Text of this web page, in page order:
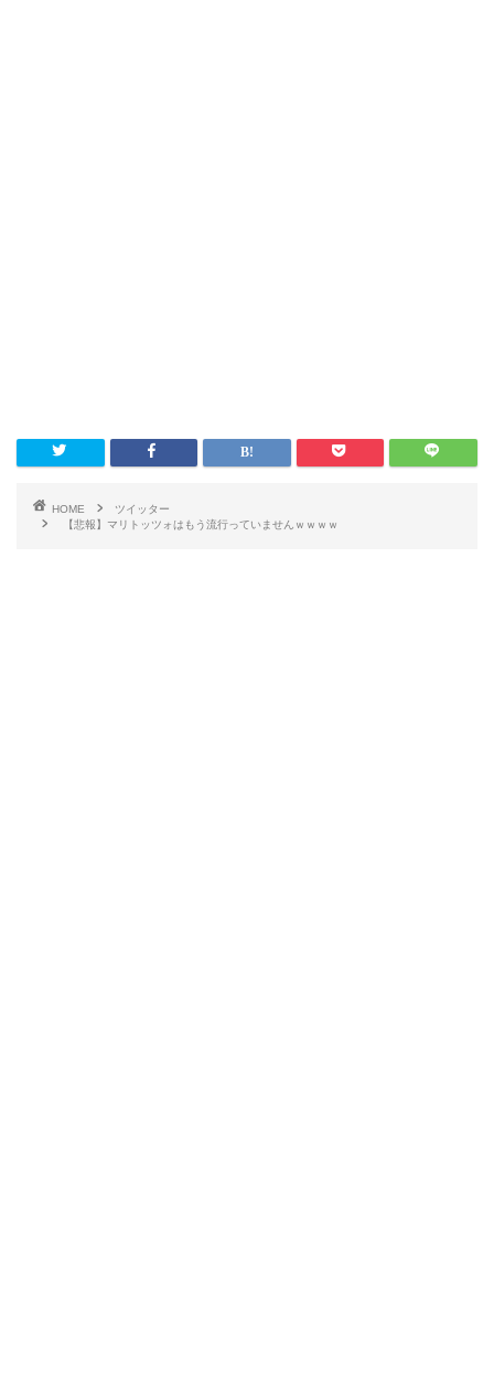
HOME
ツイッター
【悲報】マリトッツォはもう流行っていませんｗｗｗｗ